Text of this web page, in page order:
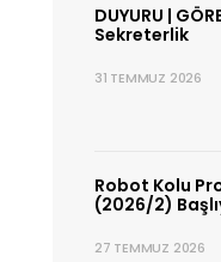
DUYURU |
Sekreterlik
31 TEMMUZ 2026
Robot Kolu
(2026/2)
27 TEMMUZ 2026